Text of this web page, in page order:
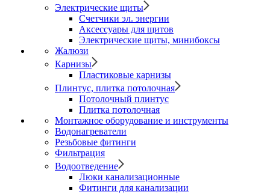
Электрические щиты
Счетчики эл. энергии
Аксессуары для щитов
Электрические щиты, минибоксы
Жалюзи
Карнизы
Пластиковые карнизы
Плинтус, плитка потолочная
Потолочный плинтус
Плитка потолочная
Монтажное оборудование и инструменты
Водонагреватели
Резьбовые фитинги
Фильтрация
Водоотведение
Люки канализационные
Фитинги для канализации